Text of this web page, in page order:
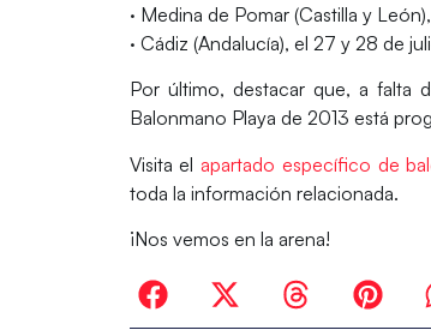
· Medina de Pomar (Castilla y
· Cádiz (Andalucía), el 27 y 28 de
Por último, destacar que, a falta
Balonmano Playa de 2013 está
Visita el apartado específico de
toda la información relacionada.
¡Nos vemos en la arena!